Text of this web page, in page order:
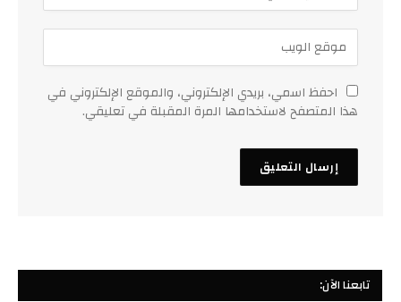
احفظ اسمي، بريدي الإلكتروني، والموقع الإلكتروني في
هذا المتصفح لاستخدامها المرة المقبلة في تعليقي.
تابعنا الآن: